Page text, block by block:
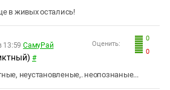
в живых остались!
0
0
Оценить:
13:59 СамуРай
#
неустановленые,. неопознаные...